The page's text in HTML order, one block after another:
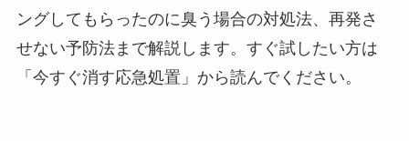
ングしてもらったのに臭う場合の対処法、再発さ
せない予防法まで解説します。すぐ試したい方は
「今すぐ消す応急処置」から読んでください。